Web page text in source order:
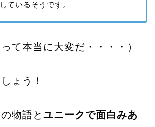
ているそうです。
て本当に大変だ・・・・）
ょう！
物語と ユニークで面白みあ